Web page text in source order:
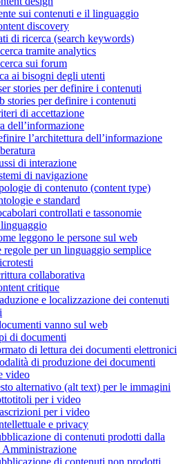
sui contenuti e il linguaggio
discovery
di ricerca (search keywords)
tramite analytics
sui forum
ai bisogni degli utenti
stories per definire i contenuti
stories per definire i contenuti
di accettazione
dell’informazione
l’architettura dell’informazione
di interazione
di navigazione
di contenuto (content type)
e standard
controllati e tassonomie
leggono le persone sul web
regole per un linguaggio semplice
collaborativa
critique
e localizzazione dei contenuti
vanno sul web
di documenti
di lettura dei documenti elettronici
di produzione dei documenti
video
alternativo (alt text) per le immagini
per i video
per i video
e privacy
di contenuti prodotti dalla
Amministrazione
di contenuti non prodotti